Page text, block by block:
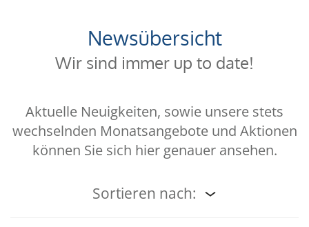
Newsübersicht
Wir sind immer up to date!
Aktuelle Neuigkeiten, sowie unsere stets
wechselnden Monatsangebote und Aktionen
können Sie sich hier genauer ansehen.
Sortieren nach: